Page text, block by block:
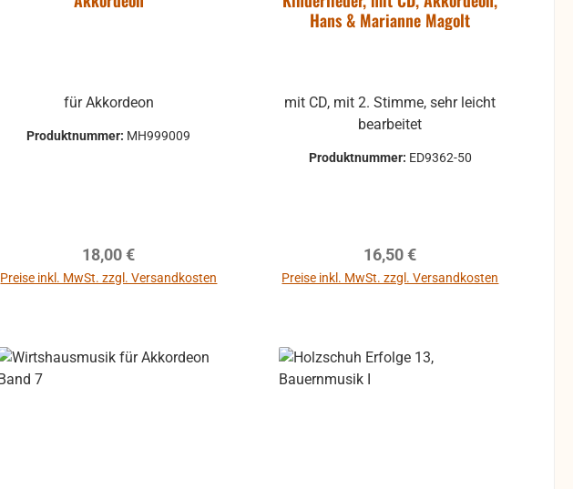
für Akkordeon
Produktnummer: MH999009
Regulärer Preis:
18,00 €
Preise inkl. MwSt. zzgl. Versandkosten
Hans & Marianne Magolt
mit CD, mit 2. Stimme, sehr leicht
bearbeitet
Produktnummer: ED9362-50
Regulärer Preis:
16,50 €
Preise inkl. MwSt. zzgl. Versandkosten